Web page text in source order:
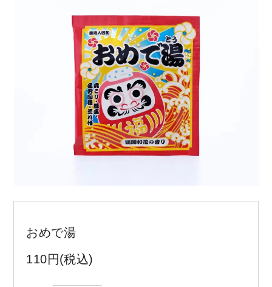
マイページ ログイン
ショップガイド よくあるご質問
ギフト対応について メルマガ登録
お問い合わせ
おめで湯
110円(税込)